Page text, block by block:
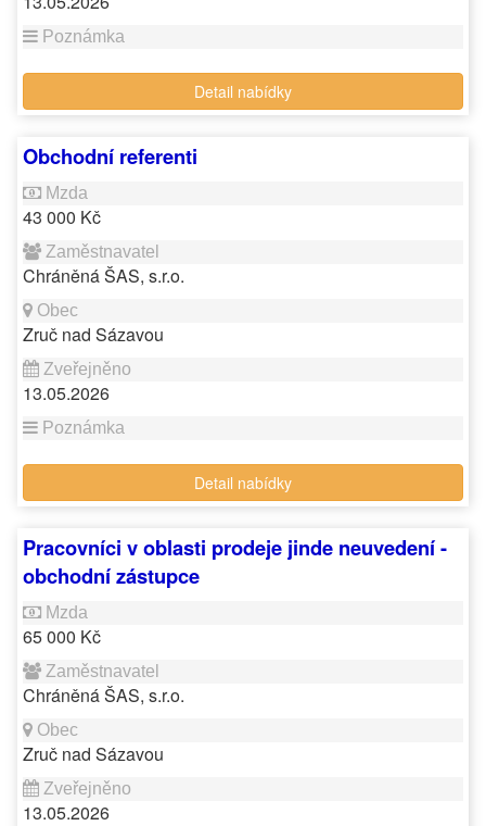
Detail nabídky
Obchodní referenti
43 000 Kč
Chráněná ŠAS, s.r.o.
Zruč nad Sázavou
13.05.2026
Detail nabídky
Pracovníci v oblasti prodeje jinde neuvedení -
obchodní zástupce
65 000 Kč
Chráněná ŠAS, s.r.o.
Zruč nad Sázavou
13.05.2026